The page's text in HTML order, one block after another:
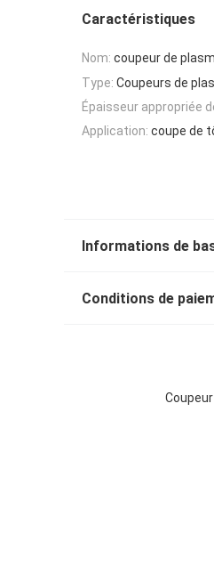
Caractéristiques
Nom: coupeur de
Type: Coupeurs de
Épaisseur appropriée
Application: coupe de
Informations de
Conditions de